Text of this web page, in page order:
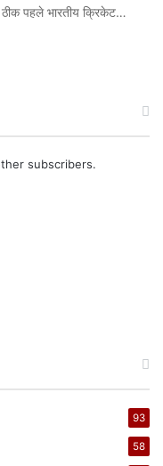
पहले भारतीय क्रिकेट…
subscribers.
93
58